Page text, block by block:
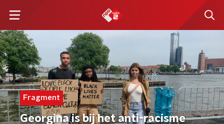
Fragment
Georgina is bij het anti-racisme